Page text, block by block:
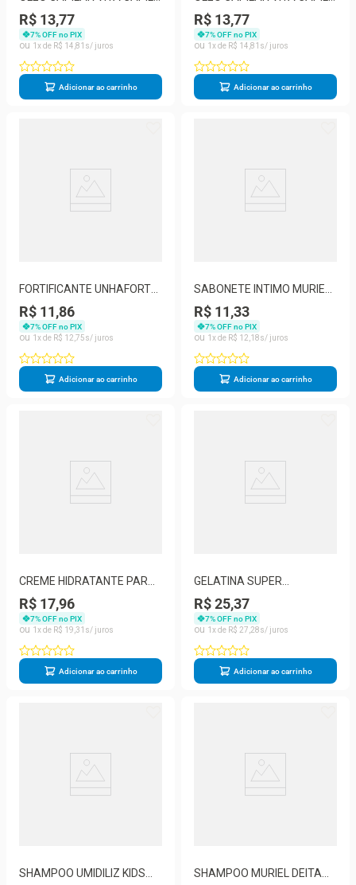
CERA DE ABELHA 80ML -
MURIEL
R$ 13,77
7% OFF no PIX
1
R$ 14 81
Adicionar ao carrinho
BABOSA 80ML - MURIEL
R$ 13,77
7% OFF no PIX
1
R$ 14 81
Adicionar ao carrinho
FORTIFICANTE UNHAFORT
MURIEL 10ML
R$ 11,86
7% OFF no PIX
1
R$ 12 75
Adicionar ao carrinho
SABONETE INTIMO MURIEL
FLORAL 200ML
R$ 11,33
7% OFF no PIX
1
R$ 12 18
Adicionar ao carrinho
CREME HIDRATANTE PARA
PREVENIR ASPEREZAS PES
150G MURIEL
R$ 17,96
7% OFF no PIX
1
R$ 19 31
Adicionar ao carrinho
GELATINA SUPER
DEFINICAO UMIDILIZ
CACHOS KIDS MELANCIA
500G
R$ 25,37
7% OFF no PIX
1
R$ 27 28
Adicionar ao carrinho
SHAMPOO UMIDILIZ KIDS
SHAMPOO MURIEL DEITA